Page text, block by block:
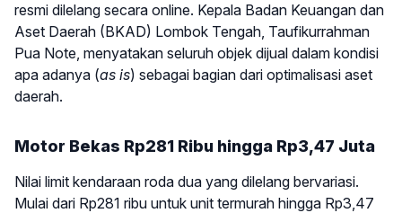
resmi dilelang secara online. Kepala Badan Keuangan dan
Aset Daerah (BKAD) Lombok Tengah, Taufikurrahman
Pua Note, menyatakan seluruh objek dijual dalam kondisi
apa adanya (as is) sebagai bagian dari optimalisasi aset
daerah.
Motor Bekas Rp281 Ribu hingga Rp3,47 Juta
Nilai limit kendaraan roda dua yang dilelang bervariasi.
Mulai dari Rp281 ribu untuk unit termurah hingga Rp3,47